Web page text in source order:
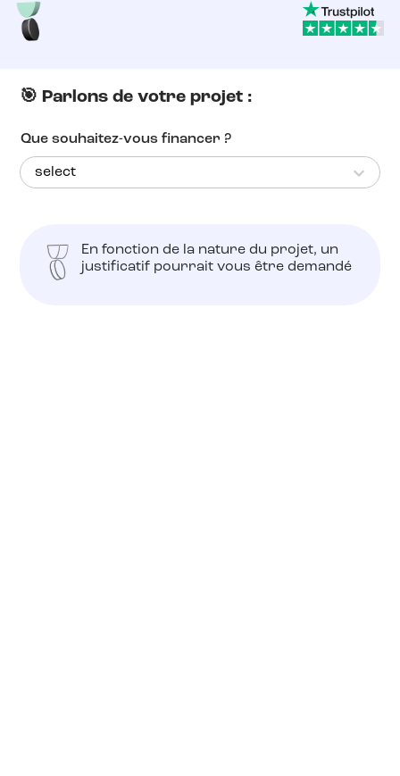
🎯 Parlons de votre projet :
Que souhaitez-vous financer ?
En fonction de la nature du projet, un
justificatif pourrait vous être demandé